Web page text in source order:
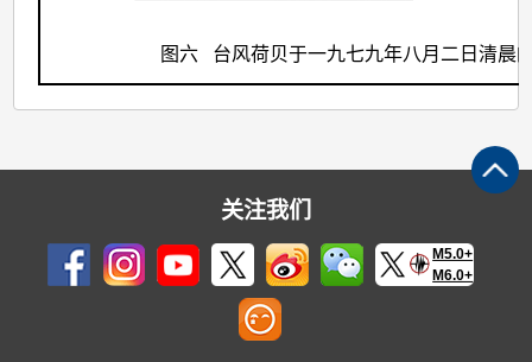
图六 台风荷贝于一九七九年八月二日清晨
关注我们
M5.0+
M6.0+